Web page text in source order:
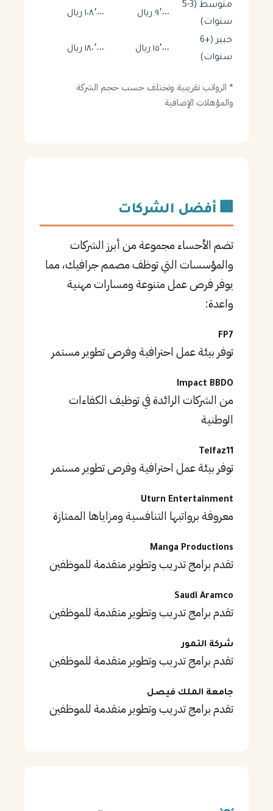
متوسط (3-5
سنوات)
٩٬٠٠٠ ريال ١٠٨٬٠٠٠ ريال
خبير (+6
سنوات)
١٥٬٠٠٠ ريال ١٨٠٬٠٠٠ ريال
* الرواتب تقريبية وتختلف حسب حجم الشركة
والمؤهلات الإضافية
🏢 أفضل الشركات
تضم الأحساء مجموعة من أبرز الشركات
والمؤسسات التي توظف مصمم جرافيك، مما
يوفر فرص عمل متنوعة ومسارات مهنية
واعدة:
FP7
توفر بيئة عمل احترافية وفرص تطوير مستمر
Impact BBDO
من الشركات الرائدة في توظيف الكفاءات
الوطنية
Telfaz11
توفر بيئة عمل احترافية وفرص تطوير مستمر
Uturn Entertainment
معروفة برواتبها التنافسية ومزاياها الممتازة
Manga Productions
تقدم برامج تدريب وتطوير متقدمة للموظفين
Saudi Aramco
تقدم برامج تدريب وتطوير متقدمة للموظفين
شركة التمور
تقدم برامج تدريب وتطوير متقدمة للموظفين
جامعة الملك فيصل
تقدم برامج تدريب وتطوير متقدمة للموظفين